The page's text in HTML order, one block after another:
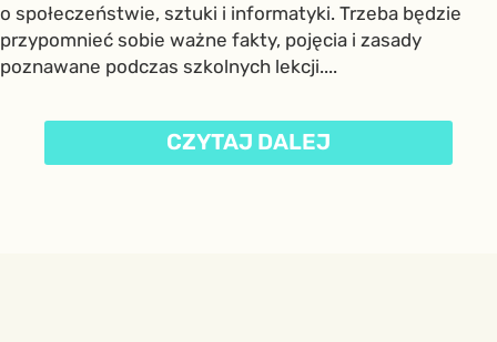
o społeczeństwie, sztuki i informatyki. Trzeba będzie
przypomnieć sobie ważne fakty, pojęcia i zasady
poznawane podczas szkolnych lekcji....
CZYTAJ DALEJ